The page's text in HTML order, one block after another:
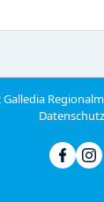
Galledia